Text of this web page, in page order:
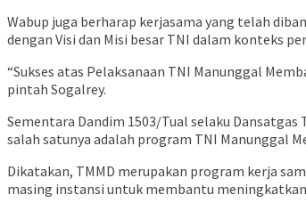
Wabup juga berharap kerjasama yang telah
dengan Visi dan Misi besar TNI dalam konteks
“Sukses atas Pelaksanaan TNI Manunggal
pintah Sogalrey.
Sementara Dandim 1503/Tual selaku
salah satunya adalah program TNI Manunggal
Dikatakan, TMMD merupakan program kerja
masing instansi untuk membantu